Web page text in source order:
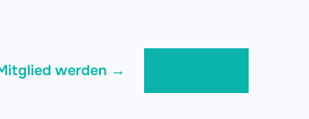
werden →